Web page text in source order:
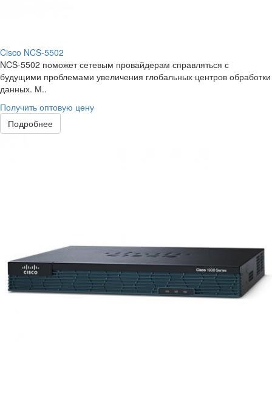
Cisco NCS-5502
NCS-5502 поможет сетевым провайдерам справляться с
будущими проблемами увеличения глобальных центров обработки
данных. М..
Получить оптовую цену
Подробнее